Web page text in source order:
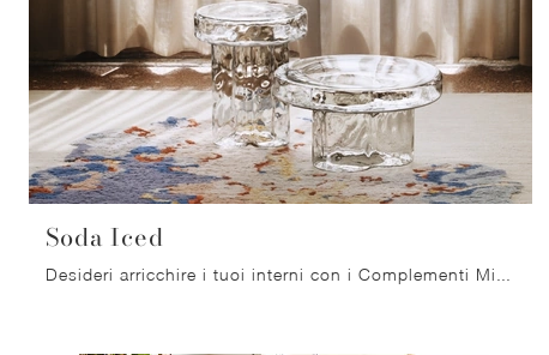
Soda Iced